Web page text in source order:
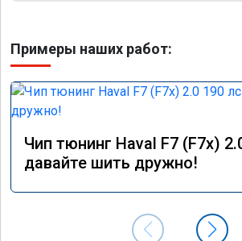
Примеры наших работ:
Чип тюнинг Haval F7 (F7x)
давайте шить дружно!